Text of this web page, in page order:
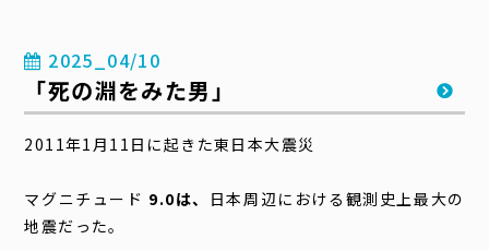
2025_04/10
「死の淵をみた男」
2011年1月11日に起きた東日本大震災
マグニチュード 9.0は、
日本周辺における観測史上最大の
地震だった。